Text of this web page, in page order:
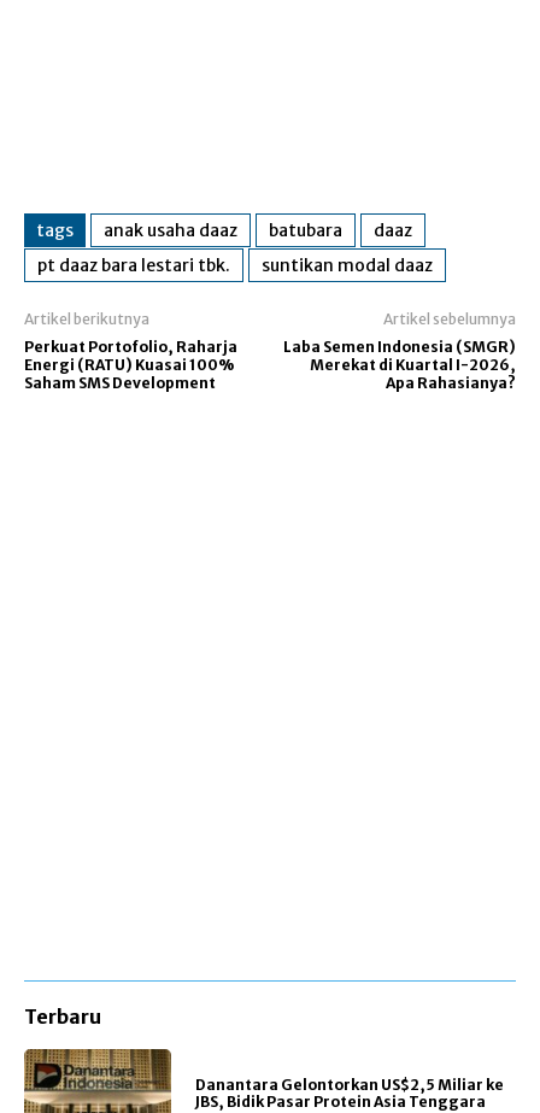
tags anak usaha daaz batubara
daaz
pt daaz bara lestari tbk.
suntikan modal daaz
Artikel berikutnya
Perkuat Portofolio, Raharja
Energi (RATU) Kuasai 100%
Saham SMS Development
Artikel sebelumnya
Laba Semen Indonesia (SMGR)
Merekat di Kuartal I-2026,
Apa Rahasianya?
Terbaru
Danantara Gelontorkan US$2,5 Miliar ke
JBS, Bidik Pasar Protein Asia Tenggara